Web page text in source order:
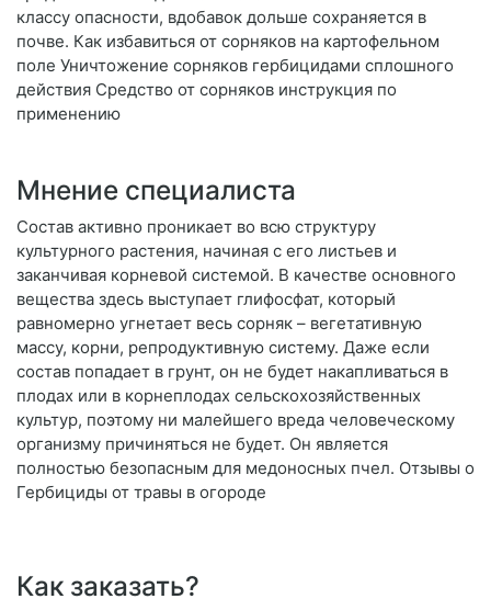
классу опасности, вдобавок дольше сохраняется в
почве. Как избавиться от сорняков на картофельном
поле Уничтожение сорняков гербицидами сплошного
действия Средство от сорняков инструкция по
применению
Мнение специалиста
Состав активно проникает во всю структуру
культурного растения, начиная с его листьев и
заканчивая корневой системой. В качестве основного
вещества здесь выступает глифосфат, который
равномерно угнетает весь сорняк – вегетативную
массу, корни, репродуктивную систему. Даже если
состав попадает в грунт, он не будет накапливаться в
плодах или в корнеплодах сельскохозяйственных
культур, поэтому ни малейшего вреда человеческому
организму причиняться не будет. Он является
полностью безопасным для медоносных пчел. Отзывы о
Гербициды от травы в огороде
Как заказать?